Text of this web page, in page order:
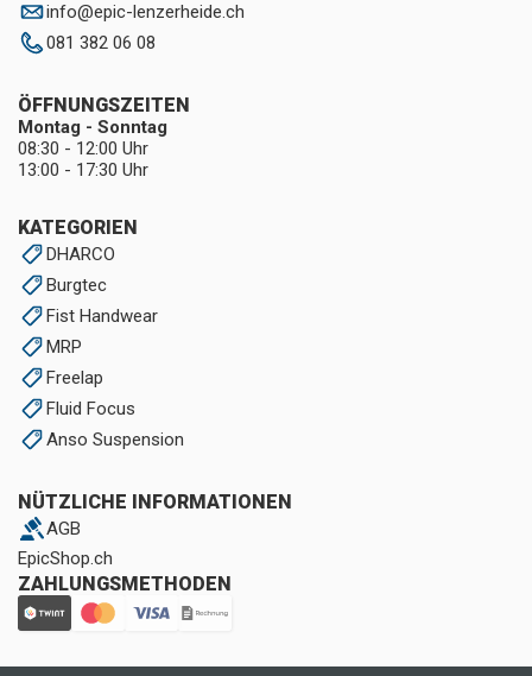
info@epic-lenzerheide.ch
081 382 06 08
KATEGORIEN
DHARCO
Burgtec
Fist Handwear
MRP
Freelap
Fluid Focus
Anso Suspension
NÜTZLICHE INFORMATIONEN
AGB
EpicShop.ch
ZAHLUNGSMETHODEN
ÖFFNUNGSZEITEN
Montag - Sonntag
08:30 - 12:00 Uhr
13:00 - 17:30 Uhr